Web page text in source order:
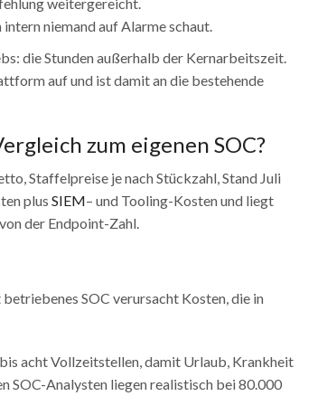
niemand auf Alarme schaut.
die Stunden außerhalb der Kernarbeitszeit.
auf und ist damit an die bestehende
zum eigenen SOC?
Staffelpreise je nach Stückzahl, Stand Juli
plus SIEM– und Tooling-Kosten und liegt
der Endpoint-Zahl.
SOC verursacht Kosten, die in
acht Vollzeitstellen, damit Urlaub, Krankheit
SOC-Analysten liegen realistisch bei 80.000